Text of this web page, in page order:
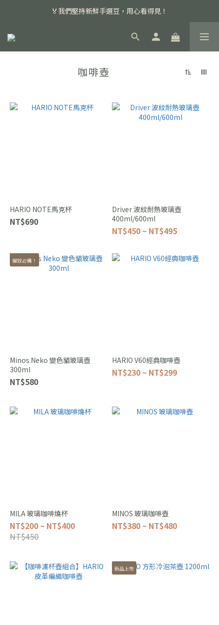
📣 本月主打特殊處理咖啡豆，任選超優惠！
🏅我們堅持新鮮手選豆，用心看得見！
📣 📣 新加入會員即享百元購物金，消費滿額再享免運費！
咖啡壺
HARIO NOTE馬克杯
NT$690
Driver 波紋耐熱玻璃壺
400ml/600ml
NT$450 ~ NT$495
貓奴必備！
Minos Neko 變色貓玻璃壺
300ml
NT$580
HARIO V60經典咖啡壺
NT$230 ~ NT$299
MILA 玻璃咖啡燒杯
NT$200 ~ NT$400
NT$450
MINOS 玻璃咖啡壺
NT$380 ~ NT$480
新品上市